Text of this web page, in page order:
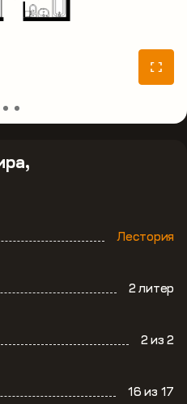
Лестория
2 литер
2из 2
16из 17